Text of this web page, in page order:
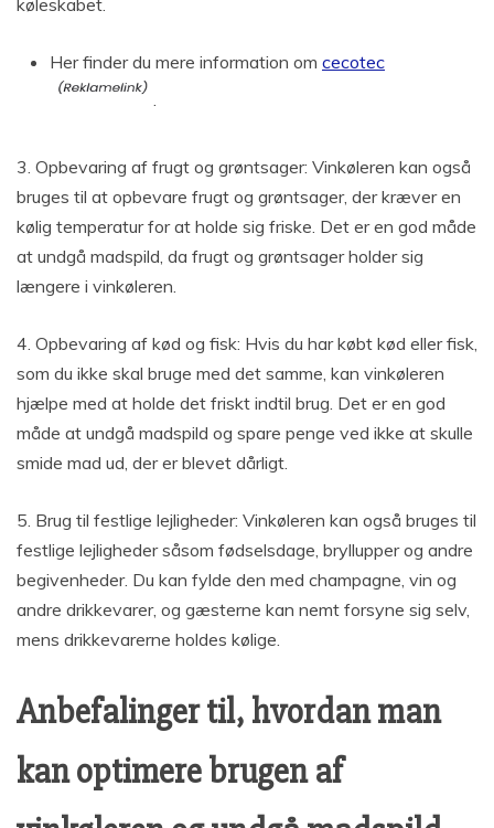
Her finder du mere information om cecotec
3. Opbevaring af frugt og grøntsager: Vinkøleren kan også
bruges til at opbevare frugt og grøntsager, der kræver en
kølig temperatur for at holde sig friske. Det er en god måde
at undgå madspild, da frugt og grøntsager holder sig
længere i vinkøleren.
4. Opbevaring af kød og fisk: Hvis du har købt kød eller fisk,
som du ikke skal bruge med det samme, kan vinkøleren
hjælpe med at holde det friskt indtil brug. Det er en god
måde at undgå madspild og spare penge ved ikke at skulle
smide mad ud, der er blevet dårligt.
5. Brug til festlige lejligheder: Vinkøleren kan også bruges til
festlige lejligheder såsom fødselsdage, bryllupper og andre
begivenheder. Du kan fylde den med champagne, vin og
andre drikkevarer, og gæsterne kan nemt forsyne sig selv,
mens drikkevarerne holdes kølige.
Anbefalinger til, hvordan man
kan optimere brugen af